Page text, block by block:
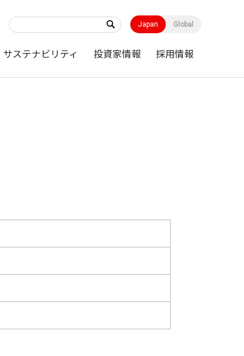
Japan Global
サステナビリティ 投資家情報 採用情報